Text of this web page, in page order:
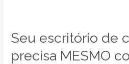
Seu escritório de
precisa MESMO